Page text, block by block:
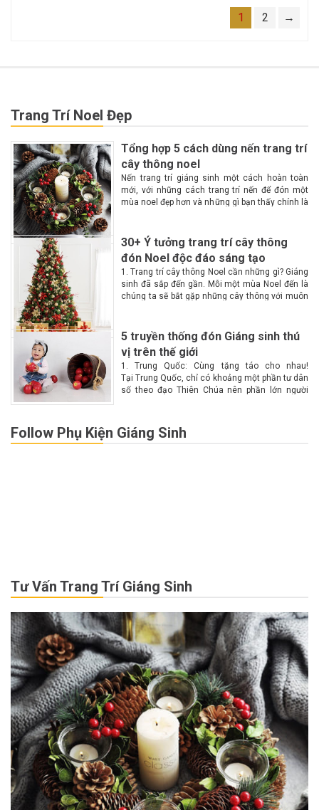
1 2 →
Trang Trí Noel Đẹp
Tổng hợp 5 cách dùng nến trang trí
cây thông noel
Nến trang trí giáng sinh một cách hoàn toàn
mới, với những cách trang trí nến để đón một
mùa noel đẹp hơn và những gì bạn thấy chính là
30+ Ý tưởng trang trí cây thông
đón Noel độc đáo sáng tạo
1. Trang trí cây thông Noel cần những gì? Giáng
sinh đã sắp đến gần. Mỗi một mùa Noel đến là
chúng ta sẽ bắt gặp những cây thông với muôn
5 truyền thống đón Giáng sinh thú
vị trên thế giới
1. Trung Quốc: Cùng tặng táo cho nhau!
Tại Trung Quốc, chỉ có khoảng một phần tư dân
số theo đạo Thiên Chúa nên phần lớn người
Follow Phụ Kiện Giáng Sinh
Tư Vấn Trang Trí Giáng Sinh